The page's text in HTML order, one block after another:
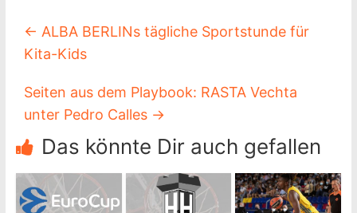
← ALBA BERLINs tägliche Sportstunde für
Kita-Kids
Seiten aus dem Playbook: RASTA Vechta
unter Pedro Calles →
Das könnte Dir auch gefallen